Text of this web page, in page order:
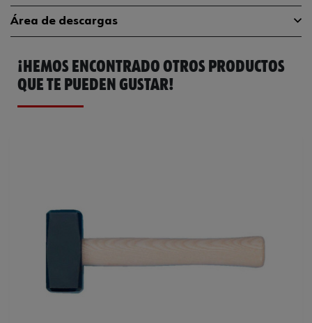
Material ST
Material de la empuñadura larga
Área de descargas
Catálogo General 0715999110
Ficha Técnica
¡HEMOS ENCONTRADO OTROS PRODUCTOS
QUE TE PUEDEN GUSTAR!